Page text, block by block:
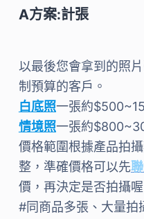
A方案:計張
以最後您會拿到的照
制預算的客戶。
白底照一張約
情境照一張約
價格範圍根據產品拍
整，準確價格可以先
價，再決定是否拍攝
#同商品多張、大量拍